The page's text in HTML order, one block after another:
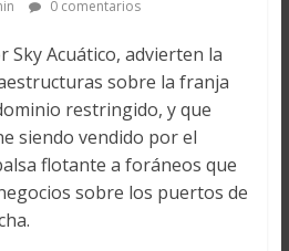
0 comentarios
Sky Acuático, advierten la
sobre la franja
restringido, y que
siendo vendido por el
flotante a foráneos que
sobre los puertos de